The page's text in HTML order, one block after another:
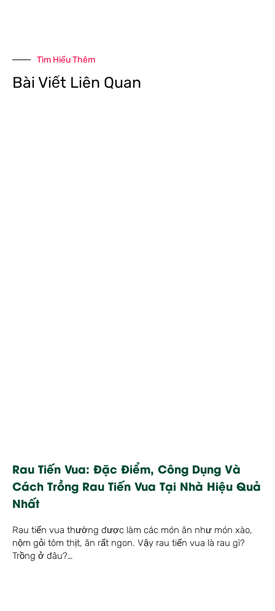
Tìm Hiểu Thêm
Bài Viết Liên Quan
Rau Tiến Vua: Đặc Điểm, Công Dụng Và
Cách Trồng Rau Tiến Vua Tại Nhà Hiệu Quả
Nhất
Rau tiến vua thường được làm các món ăn như món xào,
nộm gỏi tôm thịt, ăn rất ngon. Vậy rau tiến vua là rau gì?
Trồng ở đâu?…